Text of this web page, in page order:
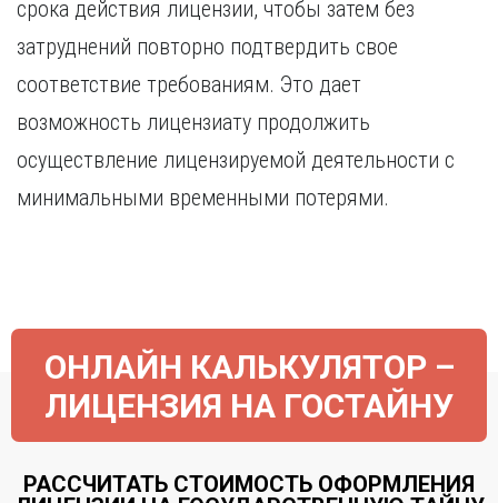
М
Махачкала
Мурманск
Н
Набережные Челны
Чебоксары
Челябинск
Чита
Ярославль
срока действия лицензии, чтобы затем без
затруднений повторно подтвердить свое
соответствие требованиям. Это дает
возможность лицензиату продолжить
осуществление лицензируемой деятельности с
минимальными временными потерями.
ОНЛАЙН КАЛЬКУЛЯТОР –
ЛИЦЕНЗИЯ НА ГОСТАЙНУ
РАССЧИТАТЬ СТОИМОСТЬ ОФОРМЛЕНИЯ